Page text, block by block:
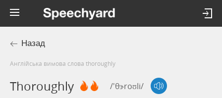
Назад
Англійська вимова слова thoroughly
Thoroughly /'θɝroʊli/